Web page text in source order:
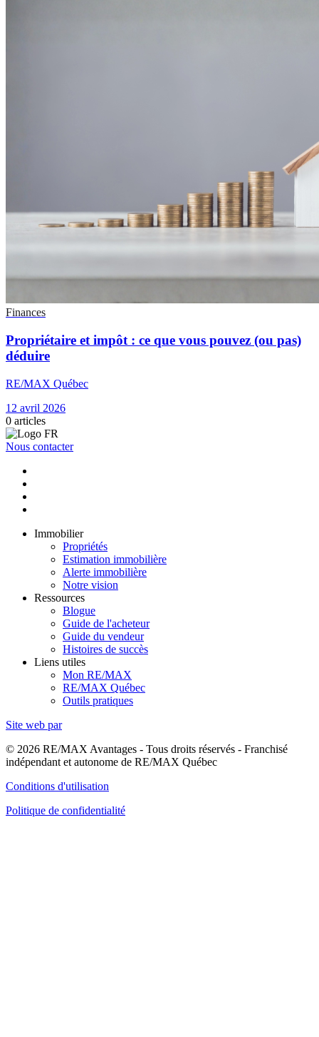
Finances
Propriétaire et impôt : ce que vous pouvez (ou pas)
déduire
RE/MAX Québec
12 avril 2026
0 articles
Nous contacter
Immobilier
Propriétés
Estimation immobilière
Alerte immobilière
Notre vision
Ressources
Blogue
Guide de l'acheteur
Guide du vendeur
Histoires de succès
Liens utiles
Mon RE/MAX
RE/MAX Québec
Outils pratiques
Site web par
© 2026 RE/MAX Avantages - Tous droits réservés - Franchisé
indépendant et autonome de RE/MAX Québec
Conditions d'utilisation
Politique de confidentialité